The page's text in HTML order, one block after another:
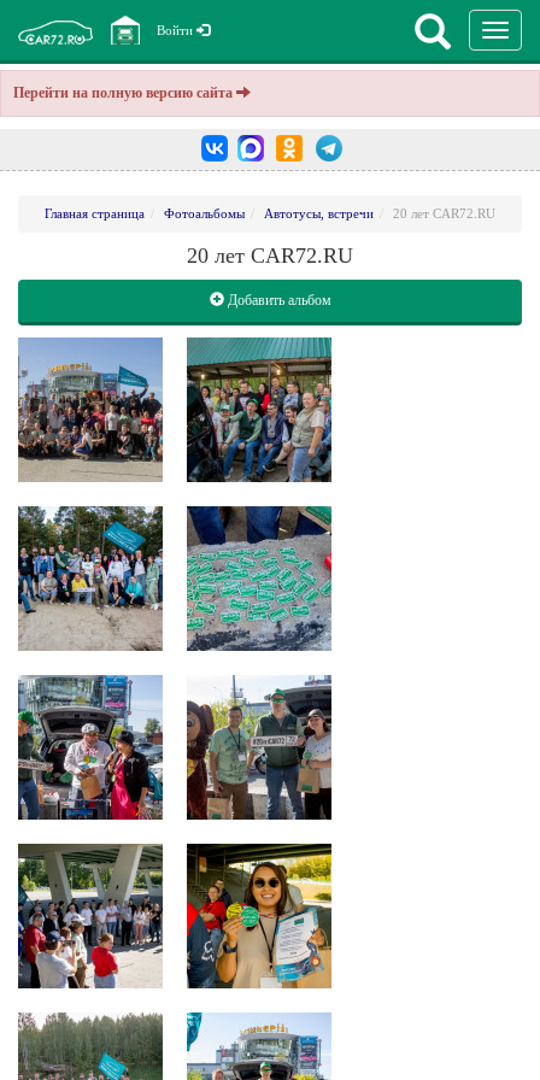
Перейти на полную версию сайта
Войти
Главная страница Фотоальбомы Автотусы, встречи 20 лет CAR72.RU
20 лет CAR72.RU
Добавить альбом